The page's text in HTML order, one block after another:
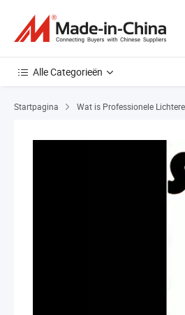
Alle Categorieën
Startpagina Wat is Professionele